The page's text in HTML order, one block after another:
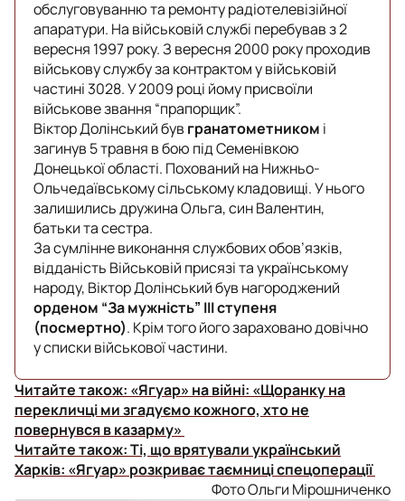
обслуговуванню та ремонту радіотелевізійної
апаратури. На військовій службі перебував з 2
вересня 1997 року. З вересня 2000 року проходив
військову службу за контрактом у військовій
частині 3028. У 2009 році йому присвоїли
військове звання “прапорщик”.
Віктор Долінський був гранатометником і
загинув 5 травня в бою під Семенівкою
Донецької області. Похований на Нижньо-
Ольчедаївському сільському кладовищі. У нього
залишились дружина Ольга, син Валентин,
батьки та сестра.
За сумлінне виконання службових обов’язків,
відданість Військовій присязі та українському
народу, Віктор Долінський був нагороджений
орденом “За мужність” ІІІ ступеня
(посмертно). Крім того його зараховано довічно
у списки військової частини.
Читайте також: «Ягуар» на війні: «Щоранку на
перекличці ми згадуємо кожного, хто не
повернувся в казарму»
Читайте також:Ті, що врятували український
Харків: «Ягуар» розкриває таємниці спецоперації
Фото Ольги Мірошниченко